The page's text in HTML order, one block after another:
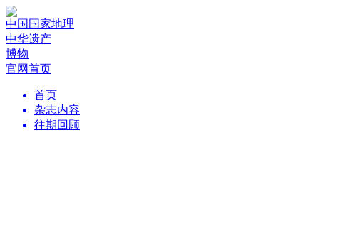
中国国家地理
中华遗产
博物
官网首页
首页
杂志内容
往期回顾